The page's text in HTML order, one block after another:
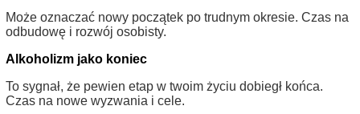
Może oznaczać nowy początek po trudnym okresie. Czas na
odbudowę i rozwój osobisty.
Alkoholizm jako koniec
To sygnał, że pewien etap w twoim życiu dobiegł końca.
Czas na nowe wyzwania i cele.